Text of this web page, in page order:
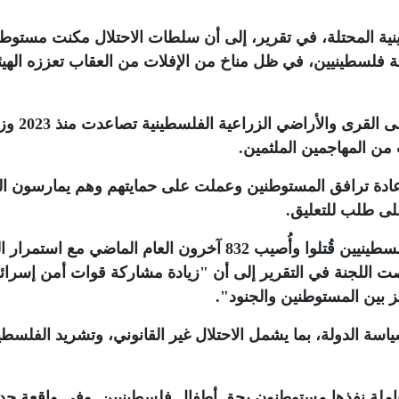
المحتلة، في تقرير، إلى أن سلطات الاحتلال مكنت
في ظل مناخ من الإفلات من العقاب تعززه
وأشارت اللجنة في التقرير
ترافق المستوطنين وعملت على حمايتهم وهم يمارسون
طلب للتعليق.
وقالت الأمم المتحدة إن ما لا يقل عن سبعة فلسطينيين قُتلوا وأُصيب 832 آخرون العام الماضي
اللجنة في التقرير إلى أن "زيادة مشاركة قوات أمن
بين المستوطنين والجنود".
الدولة، بما يشمل الاحتلال غير القانوني، وتشريد